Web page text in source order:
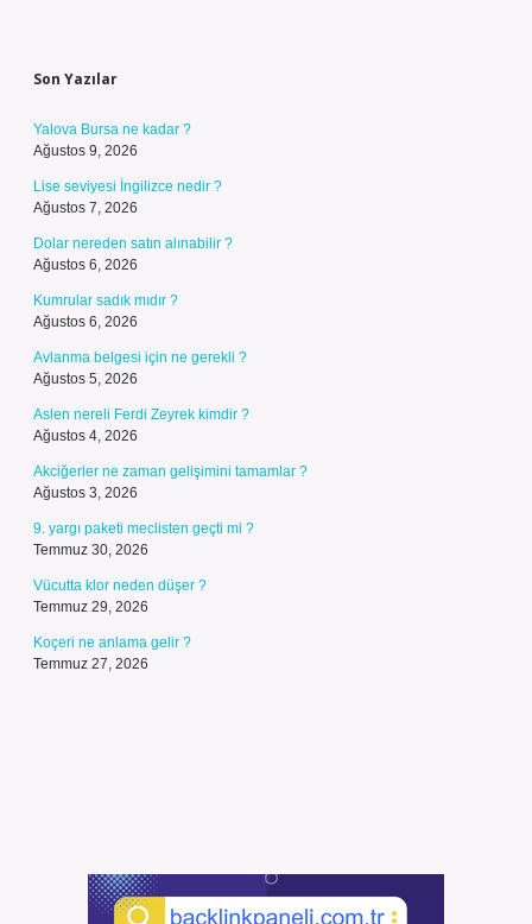
Son Yazılar
Yalova Bursa ne kadar ?
Ağustos 9, 2026
Lise seviyesi İngilizce nedir ?
Ağustos 7, 2026
Dolar nereden satın alınabilir ?
Ağustos 6, 2026
Kumrular sadık mıdır ?
Ağustos 6, 2026
Avlanma belgesi için ne gerekli ?
Ağustos 5, 2026
Aslen nereli Ferdi Zeyrek kimdir ?
Ağustos 4, 2026
Akciğerler ne zaman gelişimini tamamlar ?
Ağustos 3, 2026
9. yargı paketi meclisten geçti mi ?
Temmuz 30, 2026
Vücutta klor neden düşer ?
Temmuz 29, 2026
Koçeri ne anlama gelir ?
Temmuz 27, 2026